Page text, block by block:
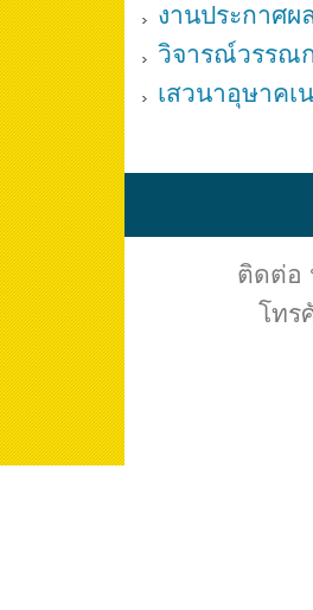
งานประกาศผ
วิจารณ์วรรณ
เสวนาอุษาคเ
ติดต่อ
โทร